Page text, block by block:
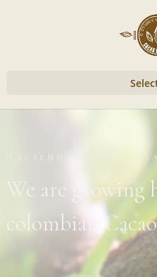
HACIENDA DE BETULIA
We are growing
colombian